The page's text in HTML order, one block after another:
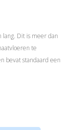
Dit is meer dan
te
bevat standaard een
175 kleuren.